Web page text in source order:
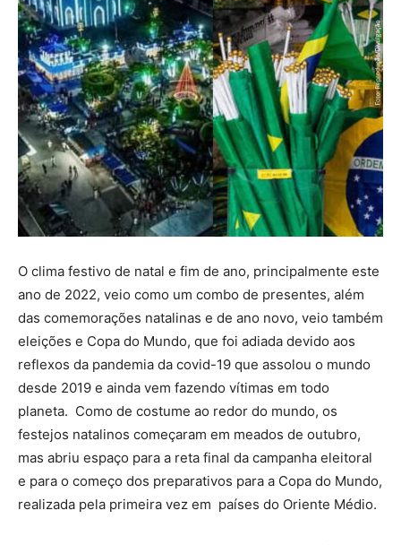
O clima festivo de natal e fim de ano, principalmente este
ano de 2022, veio como um combo de presentes, além
das comemorações natalinas e de ano novo, veio também
eleições e Copa do Mundo, que foi adiada devido aos
reflexos da pandemia da covid-19 que assolou o mundo
desde 2019 e ainda vem fazendo vítimas em todo
planeta. Como de costume ao redor do mundo, os
festejos natalinos começaram em meados de outubro,
mas abriu espaço para a reta final da campanha eleitoral
e para o começo dos preparativos para a Copa do Mundo,
realizada pela primeira vez em países do Oriente Médio.